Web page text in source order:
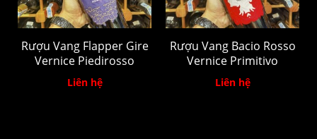
Rượu Vang Flapper Gire
Vernice Piedirosso
Liên hệ
Rượu Vang Bacio Rosso
Vernice Primitivo
Liên hệ